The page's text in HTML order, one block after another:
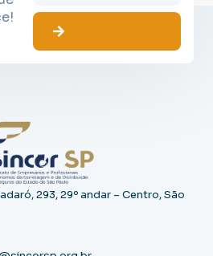
293, 29º andar – Centro, São